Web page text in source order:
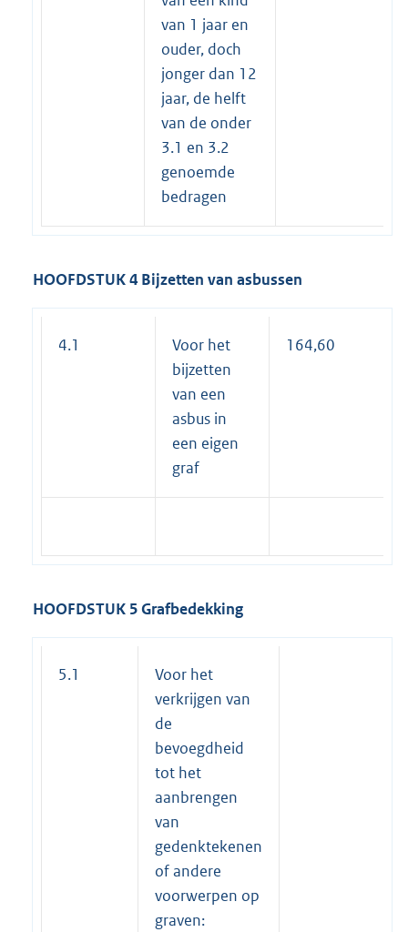
van 1 jaar en
ouder, doch
jonger dan 12
jaar, de helft
van de onder
3.1 en 3.2
genoemde
bedragen
HOOFDSTUK 4 Bijzetten van asbussen
4.1
Voor het
bijzetten
van een
asbus in
een eigen
graf
164,60
HOOFDSTUK 5 Grafbedekking
5.1
Voor het
verkrijgen van
de
bevoegdheid
tot het
aanbrengen
van
gedenktekenen
of andere
voorwerpen op
graven: